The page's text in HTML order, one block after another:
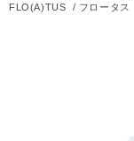
FLO(A)TUS / フロータス